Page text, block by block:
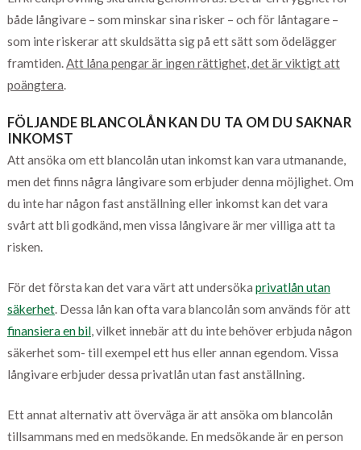
både långivare – som minskar sina risker – och för låntagare –
som inte riskerar att skuldsätta sig på ett sätt som ödelägger
framtiden.Att låna pengar är ingen rättighet, det är viktigt att
poängtera.
FÖLJANDE BLANCOLÅN KAN DU TA OM DU SAKNAR
INKOMST
Att ansöka om ett blancolån utan inkomst kan vara utmanande,
men det finns några långivare som erbjuder denna möjlighet. Om
du inte har någon fast anställning eller inkomst kan det vara
svårt att bli godkänd, men vissa långivare är mer villiga att ta
risken.
För det första kan det vara värt att undersöka privatlån utan
säkerhet. Dessa lån kan ofta vara blancolån som används för att
finansiera en bil, vilket innebär att du inte behöver erbjuda någon
säkerhet som- till exempel ett hus eller annan egendom. Vissa
långivare erbjuder dessa privatlån utan fast anställning.
Ett annat alternativ att överväga är att ansöka om blancolån
tillsammans med en medsökande. En medsökande är en person